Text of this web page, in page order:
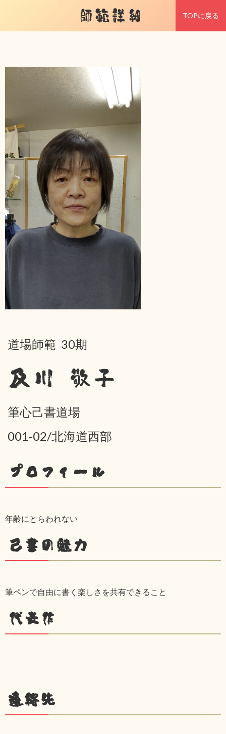
師範詳細 TOPに戻る
道場師範 30期
及川 敬子
筆心己書道場
001-02/北海道西部
プロフィール
年齢にとらわれない
己書の魅力
筆ペンで自由に書く楽しさを共有できること
代表作
連絡先